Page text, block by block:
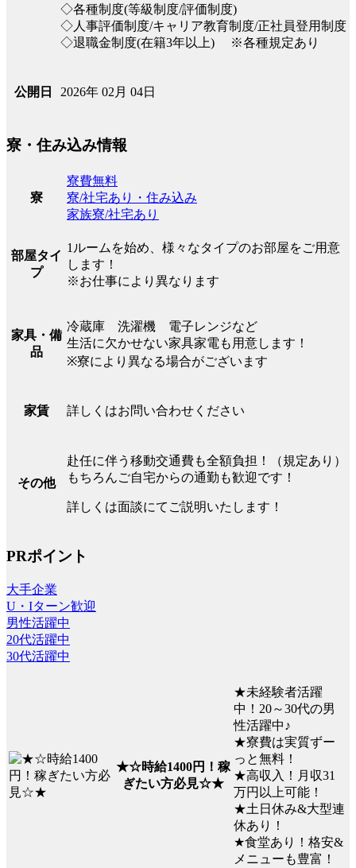
◇各種制度(等級制度/評価制度)
◇人事評価制度/キャリア教育制度/正社員登用制度
◇退職金制度(在籍3年以上) ※各種規定あり
公開日 2026年 02月 04日
寮・住み込み情報
寮
寮費無料
寮/社宅あり・住み込み
家族寮/社宅あり
部屋タイ
プ
1ルームを始め、様々なタイプのお部屋をご用意
します！
※お仕事により異なります
家具・備
品
冷蔵庫 洗濯機 電子レンジなど
生活に欠かせない家具家電も用意します！
※寮により異なる場合がございます
家賃 詳しくはお問い合わせください
その他
赴任に伴う移動交通費も全額負担！（規定あり）
もちろんご自宅からの通勤も歓迎です！
詳しくは面談にてご説明いたします！
PRポイント
大手企業
U・Iターン歓迎
男性活躍中
20代活躍中
30代活躍中
★☆時給1400円！稼
ぎたい方必見☆★
★未経験者活躍
中！20～30代の男
性活躍中♪
★寮費は実質ずー
っと無料！
★高収入！月収31
万円以上可能！
★土日休み&大型連
休あり！
★食堂あり！格安&
メニューも豊富！